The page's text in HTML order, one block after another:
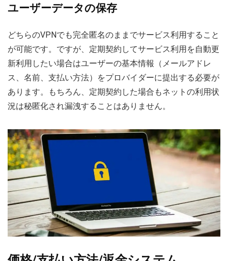
ユーザーデータの保存
どちらのVPNでも完全匿名のままでサービス利用すること
が可能です。ですが、定期契約してサービス利用を自動更
新利用したい場合はユーザーの基本情報（メールアドレ
ス、名前、支払い方法）をプロバイダーに提出する必要が
あります。もちろん、定期契約した場合もネットの利用状
況は秘匿化され漏洩することはありません。